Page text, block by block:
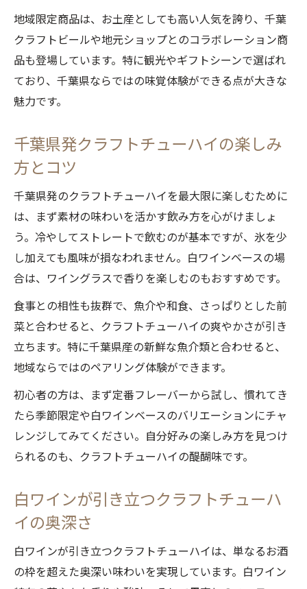
千葉県産クラフトチューハイで発見する新
たな魅力
クラフトチューハイを選ぶなら原料と製法に注
目
千葉県産果実と白ワインの製法に迫る
厳選素材のクラフトチューハイで感じる安
心感
焼酎や白ワインの使い方で変わる味わい
クラフトチューハイの製法からわかる特徴
地域限定商品は、お土産としても高い人気を誇り、千葉
クラフトビールや地元ショップとのコラボレーション商
品も登場しています。特に観光やギフトシーンで選ばれ
ており、千葉県ならではの味覚体験ができる点が大きな
魅力です。
千葉県発クラフトチューハイの楽しみ
方とコツ
千葉県発のクラフトチューハイを最大限に楽しむために
は、まず素材の味わいを活かす飲み方を心がけましょ
う。冷やしてストレートで飲むのが基本ですが、氷を少
し加えても風味が損なわれません。白ワインベースの場
合は、ワイングラスで香りを楽しむのもおすすめです。
食事との相性も抜群で、魚介や和食、さっぱりとした前
菜と合わせると、クラフトチューハイの爽やかさが引き
立ちます。特に千葉県産の新鮮な魚介類と合わせると、
地域ならではのペアリング体験ができます。
初心者の方は、まず定番フレーバーから試し、慣れてき
たら季節限定や白ワインベースのバリエーションにチャ
レンジしてみてください。自分好みの楽しみ方を見つけ
られるのも、クラフトチューハイの醍醐味です。
白ワインが引き立つクラフトチューハ
イの奥深さ
白ワインが引き立つクラフトチューハイは、単なるお酒
の枠を超えた奥深い味わいを実現しています。白ワイン